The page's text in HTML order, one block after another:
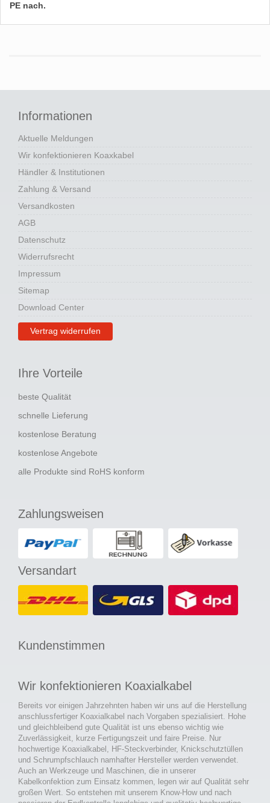
PE nach.
Informationen
Aktuelle Meldungen
Wir konfektionieren Koaxkabel
Händler & Institutionen
Zahlung & Versand
Versandkosten
AGB
Datenschutz
Widerrufsrecht
Impressum
Sitemap
Download Center
Vertrag widerrufen
Ihre Vorteile
beste Qualität
schnelle Lieferung
kostenlose Beratung
kostenlose Angebote
alle Produkte sind RoHS konform
Zahlungsweisen
Versandart
Kundenstimmen
Wir konfektionieren Koaxialkabel
Bereits vor einigen Jahrzehnten haben wir uns auf die Herstellung
anschlussfertiger Koaxialkabel nach Vorgaben spezialisiert. Hohe
und gleichbleibend gute Qualität ist uns ebenso wichtig wie
Zuverlässigkeit, kurze Fertigungszeit und faire Preise. Nur
hochwertige Koaxialkabel, HF-Steckverbinder, Knickschutztüllen
und Schrumpfschlauch namhafter Hersteller werden verwendet.
Auch an Werkzeuge und Maschinen, die in unserer
Kabelkonfektion zum Einsatz kommen, legen wir auf Qualität sehr
großen Wert. So entstehen mit unserem Know-How und nach